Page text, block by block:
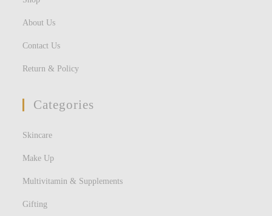
About Us
Contact Us
Return & Policy
Categories
Skincare
Make Up
Multivitamin & Supplements
Gifting